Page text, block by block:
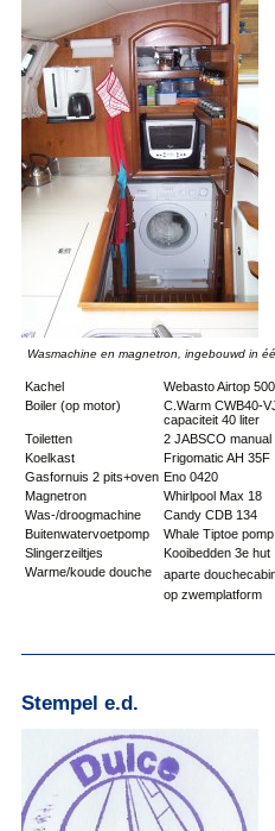
Wasmachine en magnetron, ingebouwd in
Kachel
Webasto Airtop
Boiler (op motor)
C.Warm CWB40-
capaciteit 40 liter
Toiletten
2 JABSCO manual
Koelkast
Frigomatic AH 35F
Gasfornuis 2 pits+oven Eno 0420
Magnetron
Whirlpool Max 18
Was-/droogmachine
Candy CDB 134
Buitenwatervoetpomp
Whale Tiptoe pomp
Slingerzeiltjes
Kooibedden 3e hut
Warme/koude douche
aparte
op zwemplatform
Stempel e.d.